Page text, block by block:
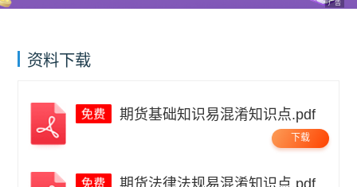
广告
资料下载
期货基础知识易混淆知识点.pdf
下载
期货法律法规易混淆知识点.pdf